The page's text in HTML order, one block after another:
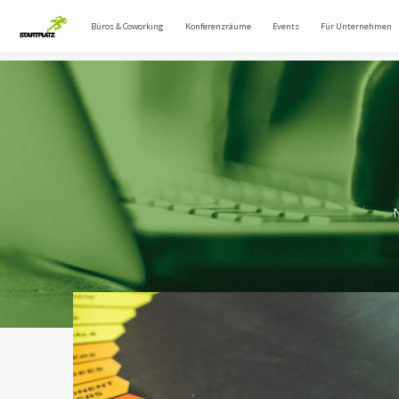
Büros & Coworking Konferenzräume Events Für Unternehmen